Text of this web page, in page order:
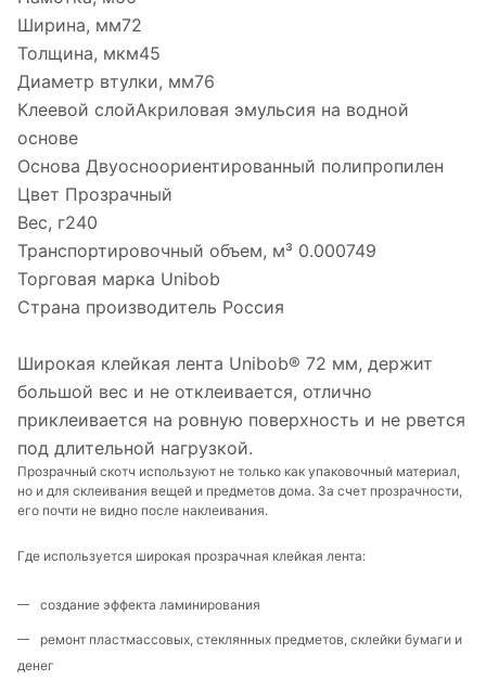
Ширина, мм72
Толщина, мкм45
Диаметр втулки, мм76
Клеевой слойАкриловая эмульсия на водной
основе
Основа Двуосноориентированный полипропилен
Цвет Прозрачный
Вес, г240
Транспортировочный объем, м³ 0.000749
Торговая марка Unibob
Страна производитель Россия
Широкая клейкая лента Unibob® 72 мм, держит
большой вес и не отклеивается, отлично
приклеивается на ровную поверхность и не рвется
под длительной нагрузкой.
Прозрачный скотч используют не только как упаковочный материал,
но и для склеивания вещей и предметов дома. За счет прозрачности,
его почти не видно после наклеивания.
Где используется широкая прозрачная клейкая лента:
создание эффекта ламинирования
ремонт пластмассовых, стеклянных предметов, склейки бумаги и
денег